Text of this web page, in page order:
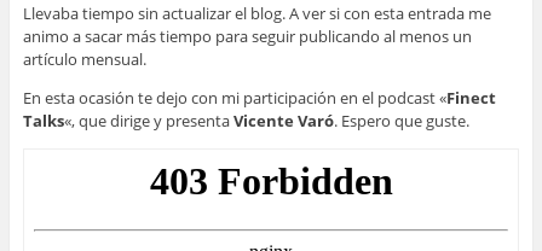
Llevaba tiempo sin actualizar el blog. A ver si con esta entrada me
animo a sacar más tiempo para seguir publicando al menos un
artículo mensual.
En esta ocasión te dejo con mi participación en el podcast «Finect
Talks«, que dirige y presentaVicente Varó. Espero que guste.